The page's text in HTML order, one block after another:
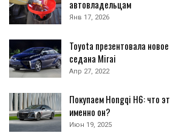
автовладельцам
Янв 17, 2026
Toyota презентовала
седана Mirai
Апр 27, 2022
Покупаем Hongqi H6: что
именно он?
Июн 19, 2025